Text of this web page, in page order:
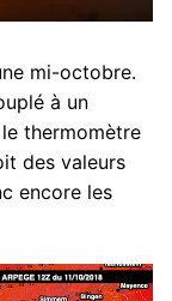
mi-octobre.
à un
thermomètre
des valeurs
encore les